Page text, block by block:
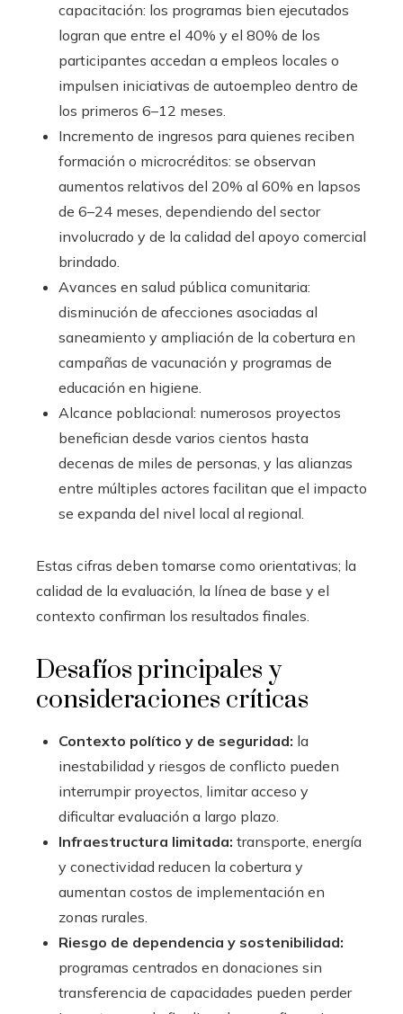
capacitación: los programas bien ejecutados
logran que entre el 40% y el 80% de los
participantes accedan a empleos locales o
impulsen iniciativas de autoempleo dentro de
los primeros 6–12 meses.
Incremento de ingresos para quienes reciben
formación o microcréditos: se observan
aumentos relativos del 20% al 60% en lapsos
de 6–24 meses, dependiendo del sector
involucrado y de la calidad del apoyo comercial
brindado.
Avances en salud pública comunitaria:
disminución de afecciones asociadas al
saneamiento y ampliación de la cobertura en
campañas de vacunación y programas de
educación en higiene.
Alcance poblacional: numerosos proyectos
benefician desde varios cientos hasta
decenas de miles de personas, y las alianzas
entre múltiples actores facilitan que el impacto
se expanda del nivel local al regional.
Estas cifras deben tomarse como orientativas; la
calidad de la evaluación, la línea de base y el
contexto confirman los resultados finales.
Desafíos principales y
consideraciones críticas
Contexto político y de seguridad: la
inestabilidad y riesgos de conflicto pueden
interrumpir proyectos, limitar acceso y
dificultar evaluación a largo plazo.
Infraestructura limitada: transporte, energía
y conectividad reducen la cobertura y
aumentan costos de implementación en
zonas rurales.
Riesgo de dependencia y sostenibilidad:
programas centrados en donaciones sin
transferencia de capacidades pueden perder